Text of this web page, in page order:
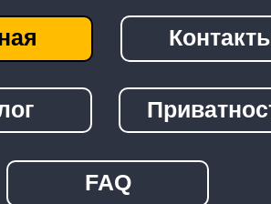
Приватность
Radiolom22.ru